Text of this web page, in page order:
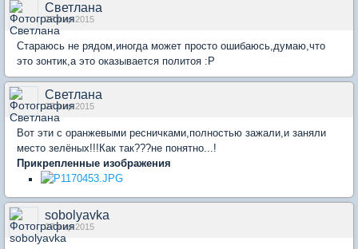
Светлана
27 мар 2015
Стараюсь не рядом,иногда может просто ошибаюсь,думаю,что
это зонтик,а это оказывается политоя :P
Светлана
27 мар 2015
Вот эти с оранжевыми ресничками,полностью зажали,и заняли
место зелёных!!!Как так???не понятно...!
Прикрепленные изображения
sobolyavka
27 мар 2015